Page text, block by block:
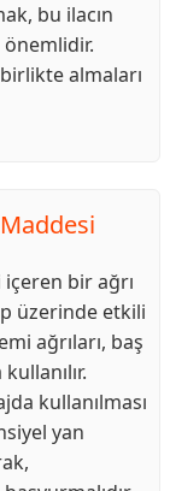
bu ilacın
birlikte almaları
bir ağrı
üzerinde etkili
ağrıları, baş
kullanılması
yan